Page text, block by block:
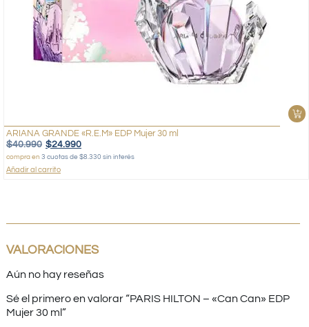
ARIANA GRANDE «R.E.M» EDP Mujer 30 ml
$40.990 $24.990
compra en 3 cuotas de $8.330 sin interés
Añadir al carrito
VALORACIONES
Aún no hay reseñas
Sé el primero en valorar “PARIS HILTON – «Can Can» EDP
Mujer 30 ml”